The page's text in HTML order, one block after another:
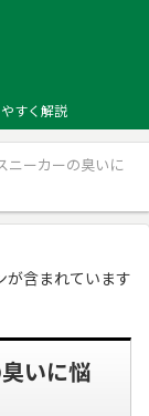
すく解説
ニーカーの臭いに
含まれています
いに悩